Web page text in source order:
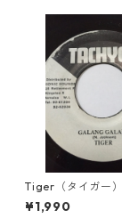
Tiger（タイガー
Galang【7'】
¥1,990